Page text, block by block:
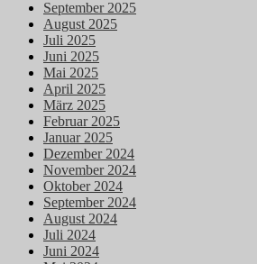
September 2025
August 2025
Juli 2025
Juni 2025
Mai 2025
April 2025
März 2025
Februar 2025
Januar 2025
Dezember 2024
November 2024
Oktober 2024
September 2024
August 2024
Juli 2024
Juni 2024